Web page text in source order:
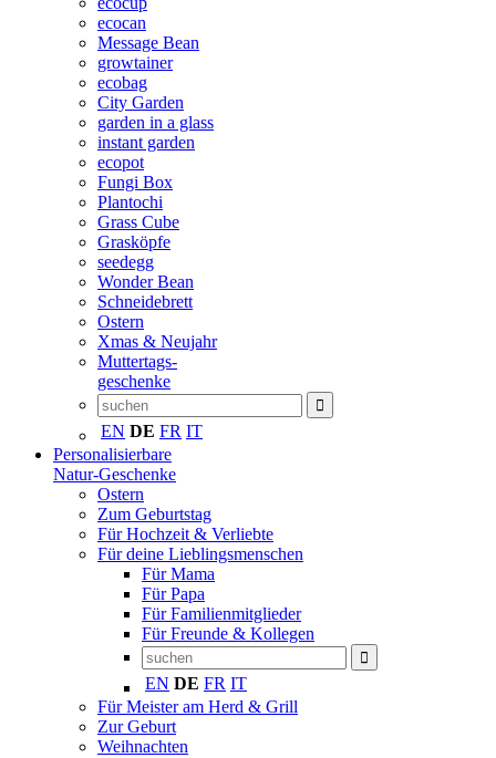
ecocan
Message Bean
growtainer
ecobag
City Garden
garden in a glass
instant garden
ecopot
Fungi Box
Plantochi
Grass Cube
Grasköpfe
seedegg
Wonder Bean
Schneidebrett
Ostern
Xmas & Neujahr
Muttertags-
geschenke
EN DE FR IT
Personalisierbare
Natur-Geschenke
Ostern
Zum Geburtstag
Für Hochzeit & Verliebte
Für deine Lieblingsmenschen
Für Mama
Für Papa
Für Familienmitglieder
Für Freunde & Kollegen
EN DE FR IT
Für Meister am Herd & Grill
Zur Geburt
Weihnachten